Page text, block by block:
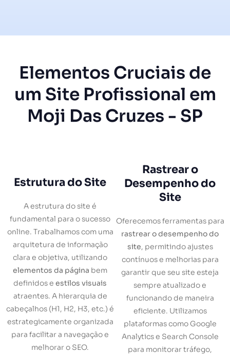
Elementos Cruciais de
um Site Profissional em
Moji Das Cruzes - SP
Estrutura do Site
A estrutura do site é
fundamental para o sucesso
online. Trabalhamos com uma
arquitetura de informação
clara e objetiva, utilizando
elementos da página bem
definidos e estilos visuais
atraentes. A hierarquia de
cabeçalhos (H1, H2, H3, etc.) é
estrategicamente organizada
para facilitar a navegação e
melhorar o SEO.
Rastrear o
Desempenho do
Site
Oferecemos ferramentas para
rastrear o desempenho do
site, permitindo ajustes
contínuos e melhorias para
garantir que seu site esteja
sempre atualizado e
funcionando de maneira
eficiente. Utilizamos
plataformas como Google
Analytics e Search Console
para monitorar tráfego,